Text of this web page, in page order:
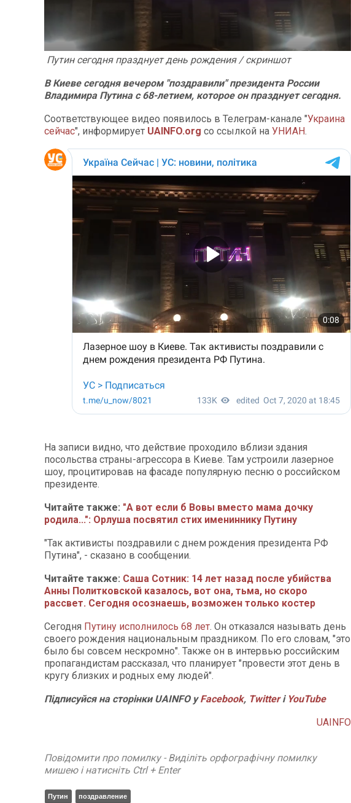
Путин сегодня празднует день рождения / скриншот
В Киеве сегодня вечером "поздравили" президента России
Владимира Путина с 68-летием, которое он празднует сегодня.
Соответствующее видео появилось в Телеграм-канале "Украина
сейчас", информирует UAINFO.org со ссылкой на УНИАН.
На записи видно, что действие проходило вблизи здания
посольства страны-агрессора в Киеве. Там устроили лазерное
шоу, процитировав на фасаде популярную песню о российском
президенте.
Читайте также: "А вот если б Вовы вместо мама дочку
родила...": Орлуша посвятил стих имениннику Путину
"Так активисты поздравили с днем рождения президента РФ
Путина", - сказано в сообщении.
Читайте также: Саша Сотник: 14 лет назад после убийства
Анны Политковской казалось, вот она, тьма, но скоро
рассвет. Сегодня осознаешь, возможен только костер
Сегодня Путину исполнилось 68 лет. Он отказался называть день
своего рождения национальным праздником. По его словам, "это
было бы совсем нескромно". Также он в интервью российским
пропагандистам рассказал, что планирует "провести этот день в
кругу близких и родных ему людей".
Підписуйся на сторінки UAINFO уFacebook, Twitterі YouTube
UAINFO
Повідомити про помилку - Виділіть орфографічну помилку
мишею і натисніть Ctrl + Enter
Путин поздравление